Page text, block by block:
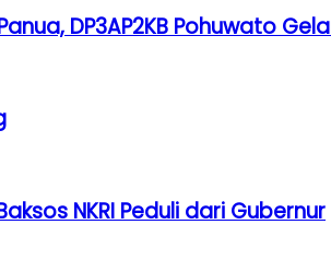
DP3AP2KB Pohuwato
NKRI Peduli dari Gubernur